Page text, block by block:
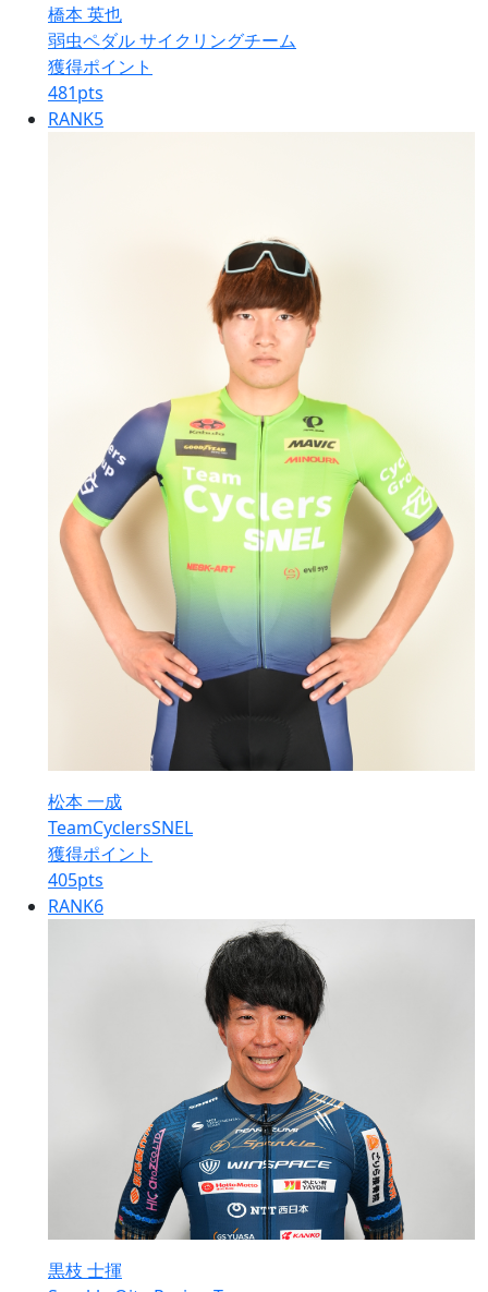
橋本 英也
弱虫ペダル サイクリングチーム
獲得ポイント
481pts
RANK5
松本 一成
TeamCyclersSNEL
獲得ポイント
405pts
RANK6
黒枝 士揮